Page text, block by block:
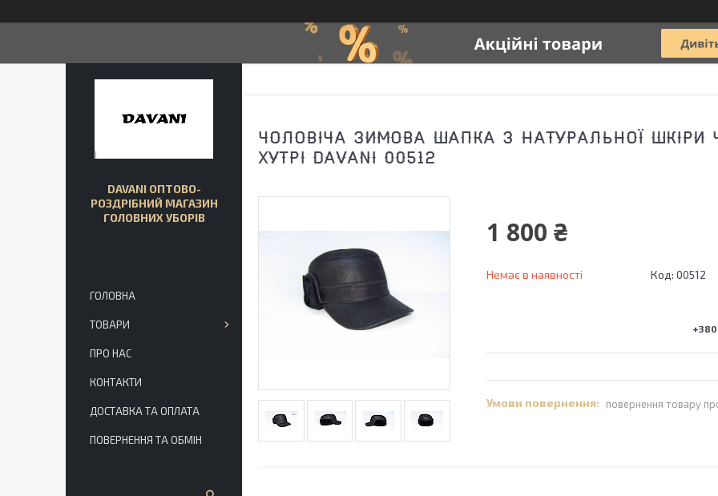
ЧОЛОВІЧА ЗИМОВА ШАПКА З НАТУРАЛЬНОЇ
ХУТРІ DAVANI 00512
1 800 ₴
Немає в наявності Код: 00512
повернення товару
DAVANI ОПТОВО-
РОЗДРІБНИЙ МАГАЗИН
ГОЛОВНИХ УБОРІВ
ГОЛОВНА
ТОВАРИ
ПРО НАС
КОНТАКТИ
ДОСТАВКА ТА ОПЛАТА
ПОВЕРНЕННЯ ТА ОБМІН